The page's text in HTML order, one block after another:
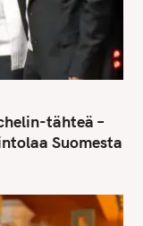
tähteä –
Suomesta